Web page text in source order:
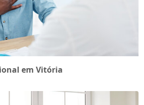
em Vitória